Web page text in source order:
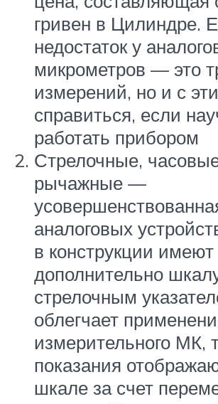
гривен в Цилиндре.
недостаток у
микрометров — это
измерений, но и с
справиться, если
работать прибором
Стрелочные,
рычажные —
аналоговых
в конструкции имеют
дополнительно
стрелочным
облегчает
измерительного МК,
показания
шкале за счет